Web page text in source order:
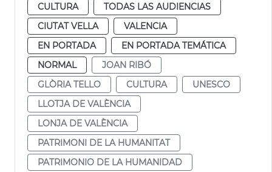
CULTURA
TODAS LAS AUDIENCIAS
CIUTAT VELLA
VALENCIA
EN PORTADA
EN PORTADA TEMÁTICA
NORMAL
JOAN RIBÓ
GLÒRIA TELLO
CULTURA
UNESCO
LLOTJA DE VALÈNCIA
LONJA DE VALÈNCIA
PATRIMONI DE LA HUMANITAT
PATRIMONIO DE LA HUMANIDAD